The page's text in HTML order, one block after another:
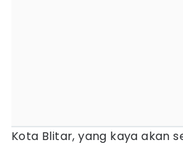
Kota Blitar, yang kaya akan